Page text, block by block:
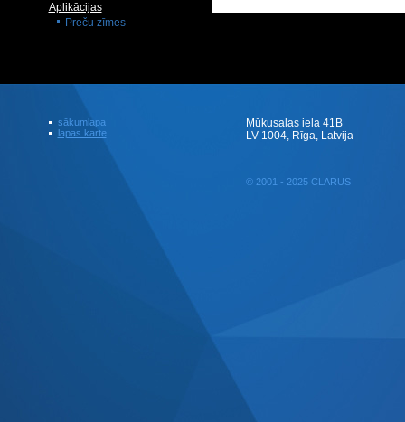
Aplikācijas
Preču zīmes
sākumlapa
lapas karte
Mūkusalas iela 41B
LV 1004, Rīga, Latvija
© 2001 - 2025 CLARUS